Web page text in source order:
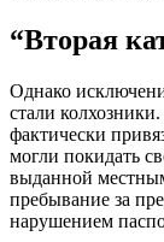
“Вторая
Однако
стали
фактически
могли покидать
выданной
пребывание за
нарушением